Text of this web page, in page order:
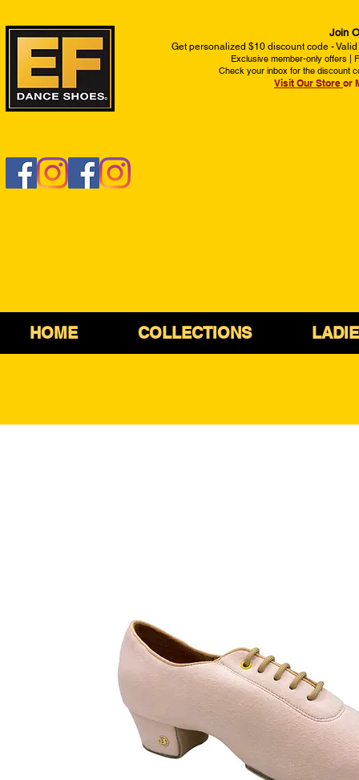
Join
Get personalized $10 discount code -
Exclusive member-only offers |
Check your inbox for the discount
Visit Our Store or
HOME COLLECTIONS